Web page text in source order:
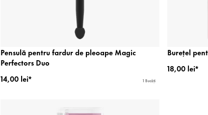
Pensulă pentru fardur de pleoape Magic
Perfectors Duo
14,00 lei*
1 Bucăți
Burețel
18,00 lei*